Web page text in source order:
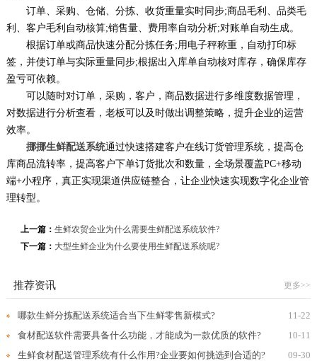
订单、采购、仓储、分拣、收货重量实时同步;商品毛利、品类毛
利、客户毛利自动核算;销售量、费用率自动分析;对账单自动生成。
根据订单或商品快速分配分拣任务;用电子秤称重，自动打印标
签，并使订单与实际重量同步;根据出入库单自动核对库存，确保库存
盈亏可依赖。
可以随时对订单，采购，客户，商品数据进行多维度数据管理，
对数据进行分析查看，老板可以及时做出调整策略，提升企业的运营
效率。
挪挪生鲜配送系统通过快速搭建客户在线订货管理系统，提高仓
库商品流转率，提高客户下单订货批次和数量，全场景覆盖PC+移动
端+小程序，真正实现渠道供应链整合，让企业快速实现数字化企业管
理转型。
上一篇： 生鲜农贸企业为什么需要生鲜配送系统软件?
下一篇： 大型生鲜企业为什么要使用生鲜配送系统呢?
推荐资讯 更多>>
11-22
哪款生鲜分拣配送系统适合当下生鲜零售新模式?
10-11
食材配送软件需要具备什么功能，才能成为一款优质的软件?
09-30
生鲜食材配送管理系统有什么作用?企业要如何挑选到合适的?